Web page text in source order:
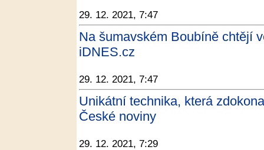
29. 12. 2021, 7:47
Na šumavském Boubíně chtějí
iDNES.cz
29. 12. 2021, 7:47
Unikátní technika, která
České noviny
29. 12. 2021, 7:29